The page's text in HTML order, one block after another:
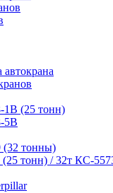
1В (25 тонн)
5В
(32 тонны)
тонн) / 32т КС-